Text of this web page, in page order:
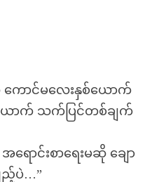
ောင်မလေးနှစ်ယောက်
ာက် သက်ပြင်တစ်ချက်
ောင်းစာရေးမဆို ချော
ည့်ပဲ…”